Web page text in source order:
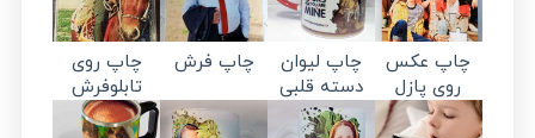
چاپ عکس
روی پازل
چاپ لیوان
دسته قلبی
چاپ فرش
چاپ روی
تابلوفرش